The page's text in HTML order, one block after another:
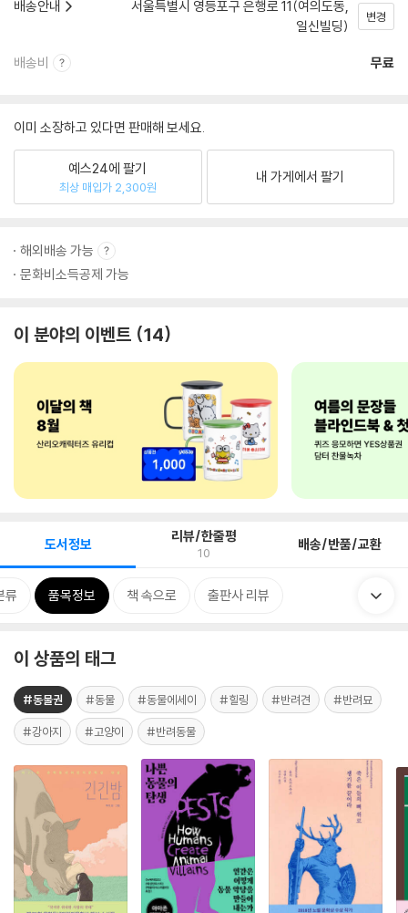
배송안내
서울특별시 영등포구 은행로 11(여의도동,
일신빌딩)
변경
배송비 무료
이미 소장하고 있다면 판매해 보세요.
예스24에 팔기
최상 매입가 2,300원
내 가게에서 팔기
해외배송 가능
문화비소득공제 가능
이 분야의 이벤트 14
도서정보 리뷰/한줄평
10 배송/반품/교환
류 품목정보 책 속으로 출판사 리뷰
이 상품의 태그
#동물권 #동물 #동물에세이 #힐링 #반려견 #반려묘
#강아지 #고양이 #반려동물